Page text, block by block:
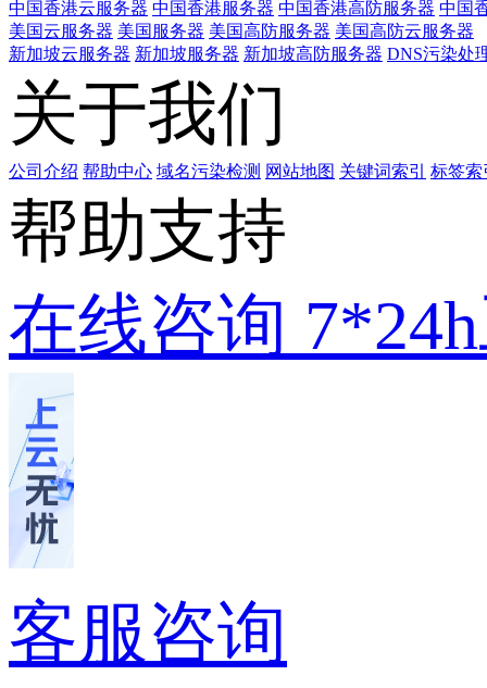
中国香港云服务器 中国香港服务器 中国香港高防服务器 中国
美国云服务器 美国服务器 美国高防服务器 美国高防云服务器
新加坡云服务器 新加坡服务器 新加坡高防服务器 DNS污染处
关于我们
公司介绍 帮助中心 域名污染检测 网站地图 关键词索引 标签索
帮助支持
在线咨询
客服咨询